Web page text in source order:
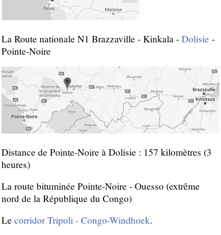
La Route nationale N1 Brazzaville - Kinkala - Dolisie -
Pointe-Noire
Distance de Pointe-Noire à Dolisie : 157 kilomètres (3
heures)
La route bituminée Pointe-Noire - Ouesso (extrême
nord de la République du Congo)
Le corridor Tripoli - Congo-Windhoek.